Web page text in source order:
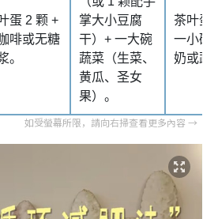
蛋 2 颗 +
啡或无糖
。
掌大小豆腐
干）+ 一大碗
蔬菜（生菜、
黄瓜、圣女
果）。
茶叶蛋
一小碗
奶或蔬